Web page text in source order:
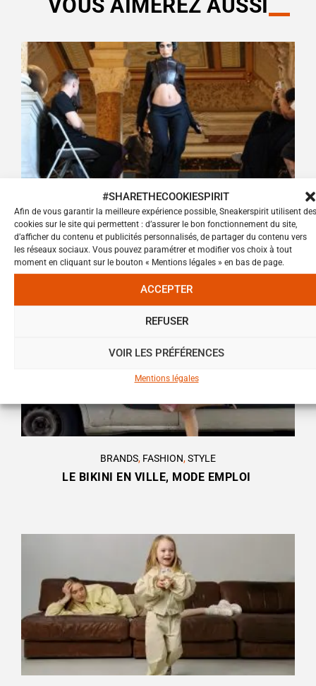
#SHARETHECOOKIESPIRIT
Afin de vous garantir la meilleure expérience possible, Sneakerspirit utilisent des
cookies sur le site qui permettent : d’assurer le bon fonctionnement du site,
d’afficher du contenu et publicités personnalisés, de partager du contenu vers
les réseaux sociaux. Vous pouvez paramétrer et modifier vos choix à tout
moment en cliquant sur le bouton « Mentions légales » en bas de page.
ACCEPTER
REFUSER
VOIR LES PRÉFÉRENCES
Mentions légales
VOUS AIMEREZ AUSSI
BRANDS FASHION STYLE
5 MARQUES MARSEILLAISES
INCONTOURNABLES À SUIVRE CET
ÉTÉ
BRANDS, FASHION,STYLE
LE BIKINI EN VILLE, MODE EMPLOI